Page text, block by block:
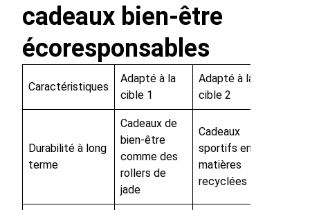
cadeaux bien-être
écoresponsables
Caractéristiques
Adapté à la
cible 1
Adapté à la
cible 2
Durabilité à long
terme
Cadeaux de
bien-être
comme des
rollers de
jade
Cadeaux
sportifs en
matières
recyclées